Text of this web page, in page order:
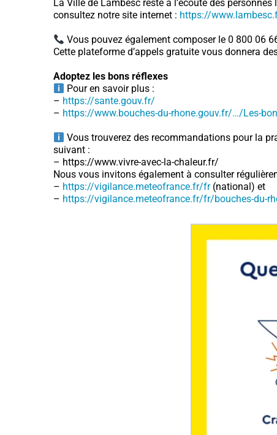
La Ville de Lambesc reste à l’écoute des
consultez notre site internet : https://
Vous pouvez également composer le 0 800 06
Cette plateforme d’appels gratuite vous donnera
Adoptez les bons réflexes
Pour en savoir plus :
– https://sante.gouv.fr/
– https://www.bouches-du-rhone.gouv.fr/…/Les-
Vous trouverez des recommandations pour la
suivant :
– https://www.vivre-avec-la-chaleur.fr/
Nous vous invitons également à consulter
– https://vigilance.meteofrance.fr/fr(national) et
– https://vigilance.meteofrance.fr/fr/bouches-du-